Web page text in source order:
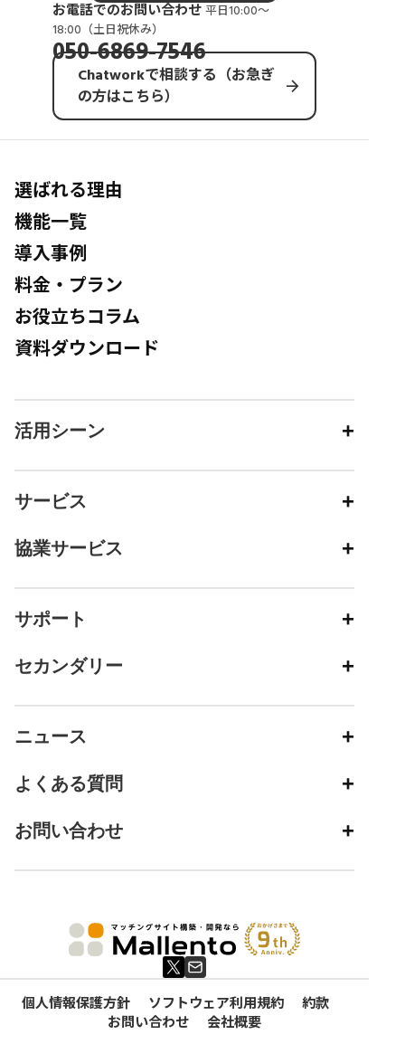
お電話でのお問い合わせ 平日10:00〜
18:00（土日祝休み）
050-6869-7546
Chatworkで相談する（お急ぎ
の方はこちら）
arrow_forward
選ばれる理由
機能一覧
導入事例
料金・プラン
お役立ちコラム
資料ダウンロード
活用シーン
サービス
協業サービス
サポート
セカンダリー
ニュース
よくある質問
お問い合わせ
個人情報保護方針 ソフトウェア利用規約
約款
お問い合わせ
会社概要